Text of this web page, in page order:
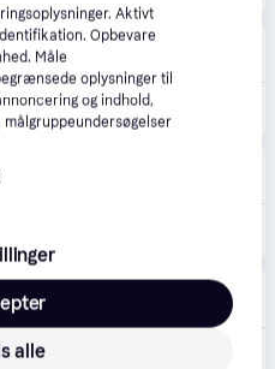
4.2(33)
190MB/s - 128GB 299 kr.
SanDisk 128GB microSD-hukommelseskort.
Aktivt
Opbevare
Måle
oplysninger til
og indhold,
målgruppeundersøgelser
alle